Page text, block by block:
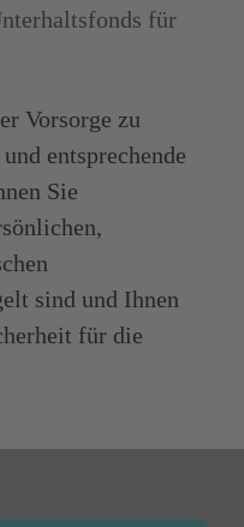
für
Vorsorge zu
entsprechende
Sie
sind und Ihnen
für die